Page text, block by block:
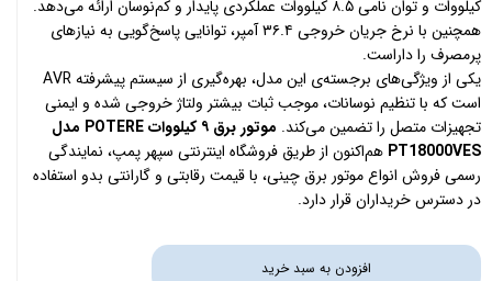
کیلووات و توان نامی ۸.۵ کیلووات عملکردی پایدار و کم‌نوسان ارائه می‌دهد.
همچنین با نرخ جریان خروجی ۳۶.۴ آمپر، توانایی پاسخ‌گویی به نیازهای
پرمصرف را داراست.
یکی از ویژگی‌های برجسته‌ی این مدل، بهره‌گیری از سیستم پیشرفته AVR
است که با تنظیم نوسانات، موجب ثبات بیشتر ولتاژ خروجی شده و ایمنی
تجهیزات متصل را تضمین می‌کند.
موتور برق ۹ کیلووات POTERE مدل
PT18000VES هم‌اکنون از طریق فروشگاه اینترنتی سپهر پمپ، نمایندگی
رسمی فروش انواع موتور برق چینی، با قیمت رقابتی و گارانتی بدو استفاده
در دسترس خریداران قرار دارد.
افزودن به سبد خرید